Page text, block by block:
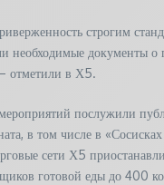
строгим
необходимые документы
отметили в Х5.
послужили
в том числе в
сети Х5
готовой еды до 400